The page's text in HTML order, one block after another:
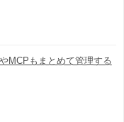
MCPもまとめて管理する